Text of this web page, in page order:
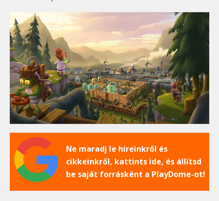
Ne maradj le híreinkről és
cikkeinkről, kattints ide, és állítsd
be saját forrásként a PlayDome-ot!